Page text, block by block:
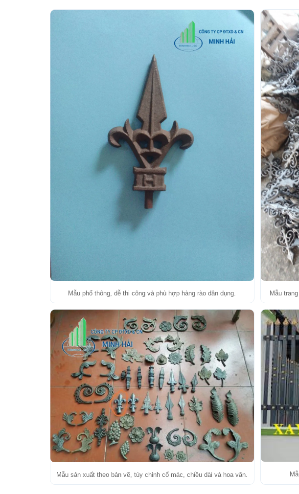
Mẫu phổ thông, dễ thi công và phù hợp hàng rào dân dụng. Mẫu
Mẫu sản xuất theo bản vẽ, tùy chỉnh cổ mác, chiều dài và hoa văn.